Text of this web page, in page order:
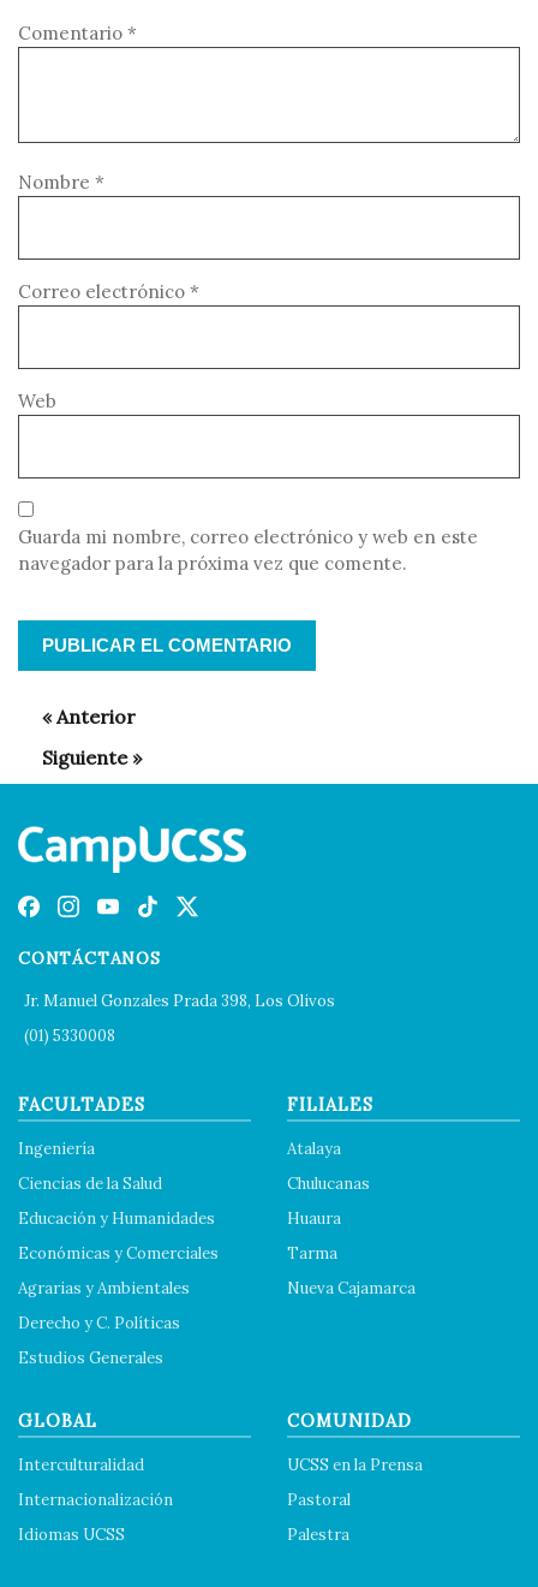
Comentario *
Nombre *
Correo electrónico *
Web
Guarda mi nombre, correo electrónico y web en este
navegador para la próxima vez que comente.
CONTÁCTANOS
Jr. Manuel Gonzales Prada 398, Los Olivos
(01) 5330008
FACULTADES
Ingeniería
Ciencias de la Salud
Educación y Humanidades
Económicas y Comerciales
Agrarias y Ambientales
Derecho y C. Políticas
Estudios Generales
FILIALES
Atalaya
Chulucanas
Huaura
Tarma
Nueva Cajamarca
GLOBAL
Interculturalidad
Internacionalización
Idiomas UCSS
COMUNIDAD
UCSS en la Prensa
Pastoral
Palestra